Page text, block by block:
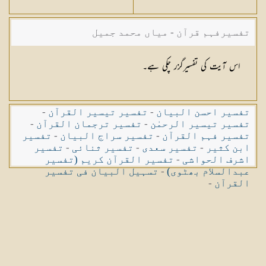
تفسیرفہم قرآن - میاں محمد جمیل
اس آیت کی تفسیرگزر چکی ہے۔
تفسیر احسن البیان - تفسیر تیسیر القرآن -
تفسیر تیسیر الرحمٰن - تفسیر ترجمان القرآن -
تفسیر فہم القرآن - تفسیر سراج البیان - تفسیر
ابن کثیر - تفسیر سعدی - تفسیر ثنائی - تفسیر
اشرف الحواشی - تفسیر القرآن کریم (تفسیر
عبدالسلام بھٹوی)-تسہیل البیان فی تفسیر
القرآن -